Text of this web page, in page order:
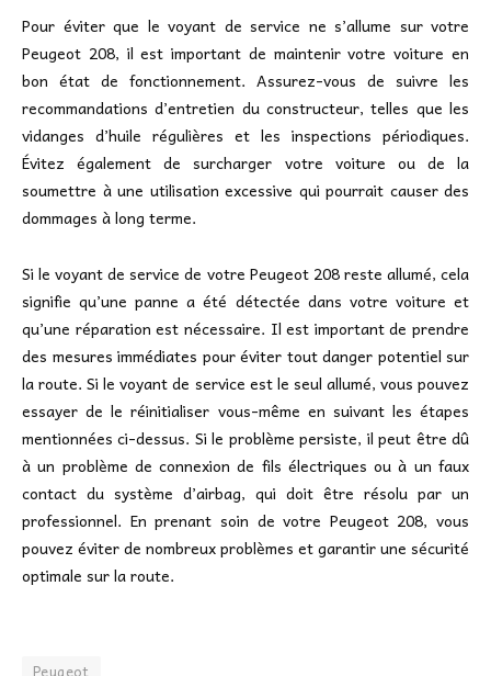
Pour éviter que le voyant de service ne s’allume sur votre
Peugeot 208, il est important de maintenir votre voiture en
bon état de fonctionnement. Assurez-vous de suivre les
recommandations d’entretien du constructeur, telles que les
vidanges d’huile régulières et les inspections périodiques.
Évitez également de surcharger votre voiture ou de la
soumettre à une utilisation excessive qui pourrait causer des
dommages à long terme.
Si le voyant de service de votre Peugeot 208 reste allumé, cela
signifie qu’une panne a été détectée dans votre voiture et
qu’une réparation est nécessaire. Il est important de prendre
des mesures immédiates pour éviter tout danger potentiel sur
la route. Si le voyant de service est le seul allumé, vous pouvez
essayer de le réinitialiser vous-même en suivant les étapes
mentionnées ci-dessus. Si le problème persiste, il peut être dû
à un problème de connexion de fils électriques ou à un faux
contact du système d’airbag, qui doit être résolu par un
professionnel. En prenant soin de votre Peugeot 208, vous
pouvez éviter de nombreux problèmes et garantir une sécurité
optimale sur la route.
Peugeot